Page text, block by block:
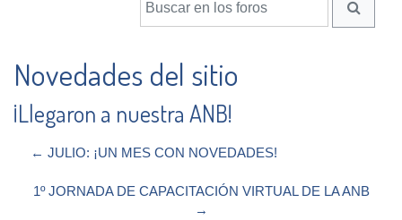
Novedades del sitio
¡Llegaron a nuestra ANB!
← JULIO: ¡UN MES CON NOVEDADES!
1º JORNADA DE CAPACITACIÓN VIRTUAL DE LA ANB
→